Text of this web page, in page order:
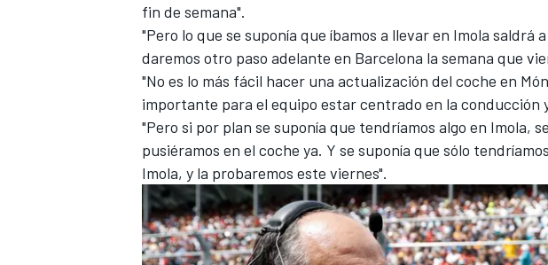
fin de semana".
"Pero lo que se suponía que íbamos a llevar en Imola saldrá
daremos otro paso adelante en Barcelona la semana que
"No es lo más fácil hacer una actualización del coche en
importante para el equipo estar centrado en la conducción
"Pero si por plan se suponía que tendríamos algo en Imola,
pusiéramos en el coche ya. Y se suponía que sólo
Imola, y la probaremos este viernes".